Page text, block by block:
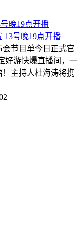
13号晚19点开播
节目单今日正式官
好游快爆直播间，一
主持人杜海涛将携